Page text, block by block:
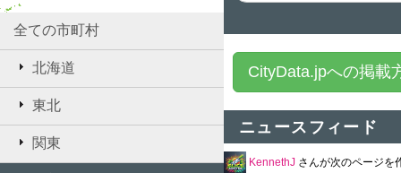
全ての市町村
北海道
東北
関東
CityData.jpへの掲載
ニュースフィード
KennethJ さんが次のページを